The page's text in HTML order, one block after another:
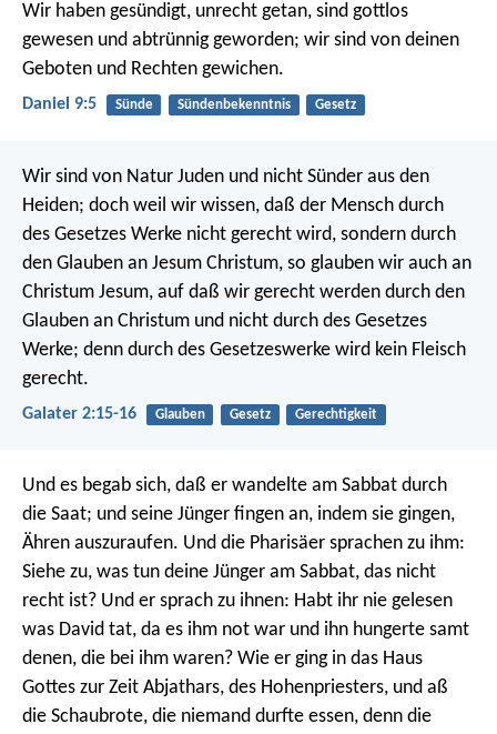
Wir haben gesündigt, unrecht getan, sind gottlos
gewesen und abtrünnig geworden; wir sind von deinen
Geboten und Rechten gewichen.
Daniel 9:5 Sünde Sündenbekenntnis Gesetz
Wir sind von Natur Juden und nicht Sünder aus den
Heiden; doch weil wir wissen, daß der Mensch durch
des Gesetzes Werke nicht gerecht wird, sondern durch
den Glauben an Jesum Christum, so glauben wir auch an
Christum Jesum, auf daß wir gerecht werden durch den
Glauben an Christum und nicht durch des Gesetzes
Werke; denn durch des Gesetzeswerke wird kein Fleisch
gerecht.
Galater 2:15-16 Glauben Gesetz Gerechtigkeit
Und es begab sich, daß er wandelte am Sabbat durch
die Saat; und seine Jünger fingen an, indem sie gingen,
Ähren auszuraufen. Und die Pharisäer sprachen zu ihm:
Siehe zu, was tun deine Jünger am Sabbat, das nicht
recht ist? Und er sprach zu ihnen: Habt ihr nie gelesen
was David tat, da es ihm not war und ihn hungerte samt
denen, die bei ihm waren? Wie er ging in das Haus
Gottes zur Zeit Abjathars, des Hohenpriesters, und aß
die Schaubrote, die niemand durfte essen, denn die